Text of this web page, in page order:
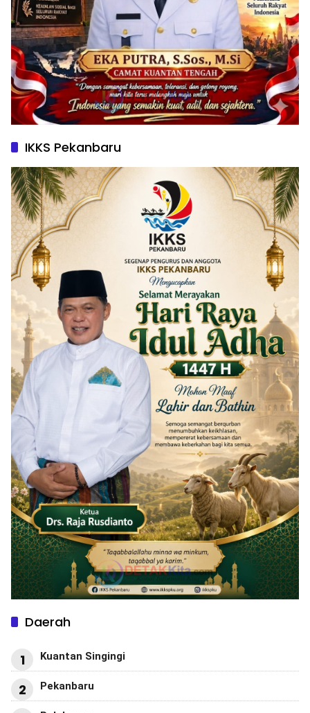
IKKS Pekanbaru
Daerah
1 Kuantan Singingi
2 Pekanbaru